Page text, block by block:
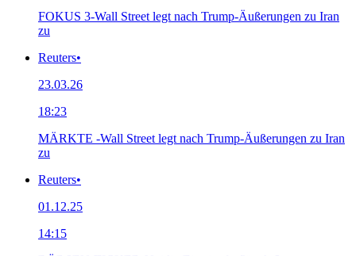
FOKUS 3-Wall Street legt nach Trump-Äußerungen zu Iran
zu
Reuters•
23.03.26
18:23
MÄRKTE -Wall Street legt nach Trump-Äußerungen zu Iran
zu
Reuters•
01.12.25
14:15